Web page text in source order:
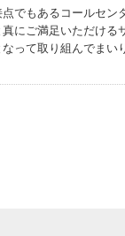
でもあるコールセン
にご満足いただける
って取り組んでまい